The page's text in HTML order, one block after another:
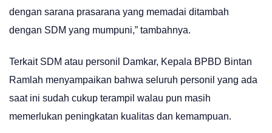
dengan sarana prasarana yang memadai ditambah
dengan SDM yang mumpuni,” tambahnya.
Terkait SDM atau personil Damkar, Kepala BPBD Bintan
Ramlah menyampaikan bahwa seluruh personil yang ada
saat ini sudah cukup terampil walau pun masih
memerlukan peningkatan kualitas dan kemampuan.